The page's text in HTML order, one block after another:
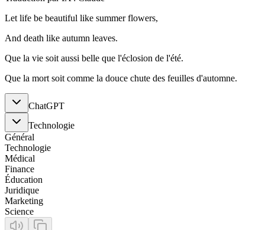
Let life be beautiful like summer flowers,
And death like autumn leaves.
Que la vie soit aussi belle que l'éclosion de l'été.
Que la mort soit comme la douce chute des feuilles d'automne.
ChatGPT
Technologie
Général
Technologie
Médical
Finance
Éducation
Juridique
Marketing
Science